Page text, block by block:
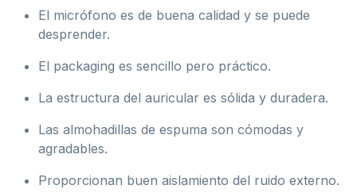
El micrófono es de buena calidad y se puede
desprender.
El packaging es sencillo pero práctico.
La estructura del auricular es sólida y duradera.
Las almohadillas de espuma son cómodas y
agradables.
Proporcionan buen aislamiento del ruido externo.